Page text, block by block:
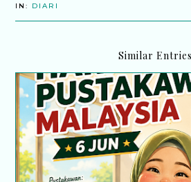
IN: DIARI
Similar Entries